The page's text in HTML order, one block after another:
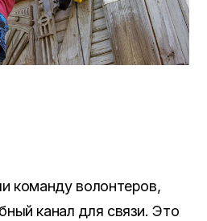
команду волонтеров,
канал для связи.Это